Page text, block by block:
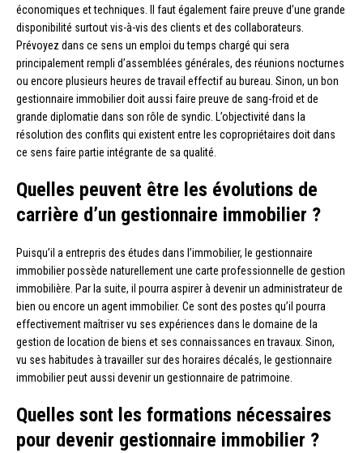
économiques et techniques. Il faut également faire preuve d’une grande
disponibilité surtout vis-à-vis des clients et des collaborateurs.
Prévoyez dans ce sens un emploi du temps chargé qui sera
principalement rempli d’assemblées générales, des réunions nocturnes
ou encore plusieurs heures de travail effectif au bureau. Sinon, un bon
gestionnaire immobilier doit aussi faire preuve de sang-froid et de
grande diplomatie dans son rôle de syndic. L’objectivité dans la
résolution des conflits qui existent entre les copropriétaires doit dans
ce sens faire partie intégrante de sa qualité.
Quelles peuvent être les évolutions de
carrière d’un gestionnaire immobilier ?
Puisqu’il a entrepris des études dans l’immobilier, le gestionnaire
immobilier possède naturellement une carte professionnelle de gestion
immobilière. Par la suite, il pourra aspirer à devenir un administrateur de
bien ou encore un agent immobilier. Ce sont des postes qu’il pourra
effectivement maîtriser vu ses expériences dans le domaine de la
gestion de location de biens et ses connaissances en travaux. Sinon,
vu ses habitudes à travailler sur des horaires décalés, le gestionnaire
immobilier peut aussi devenir un gestionnaire de patrimoine.
Quelles sont les formations nécessaires
pour devenir gestionnaire immobilier ?